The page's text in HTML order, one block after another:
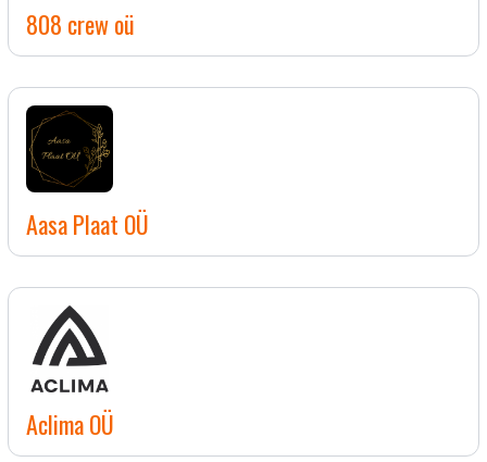
808 crew oü
Aasa Plaat OÜ
Aclima OÜ